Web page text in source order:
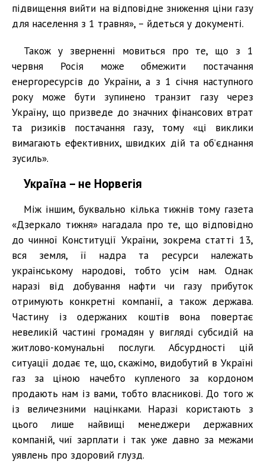
підвищення вийти на відповідне зниження ціни газу
для населення з 1 травня», – йдеться у документі.
Також у зверненні мовиться про те, що з 1
червня Росія може обмежити постачання
енергоресурсів до України, а з 1 січня наступного
року може бути зупинено транзит газу через
Україну, що призведе до значних фінансових втрат
та ризиків постачання газу, тому «ці виклики
вимагають ефективних, швидких дій та об’єднання
зусиль».
Україна – не Норвегія
Між іншим, буквально кілька тижнів тому газета
«Дзеркало тижня» нагадала про те, що відповідно
до чинної Конституції України, зокрема статті 13,
вся земля, її надра та ресурси належать
українському народові, тобто усім нам. Однак
наразі від добування нафти чи газу прибуток
отримують конкретні компанії, а також держава.
Частину із одержаних коштів вона повертає
невеликій частині громадян у вигляді субсидій на
житлово-комунальні послуги. Абсурдності цій
ситуації додає те, що, скажімо, видобутий в Україні
газ за ціною начебто купленого за кордоном
продають нам із вами, тобто власникові. До того ж
із величезними націнками. Наразі користають з
цього лише найвищі менеджери державних
компаній, чиї зарплати і так уже давно за межами
уявлень про здоровий глузд.